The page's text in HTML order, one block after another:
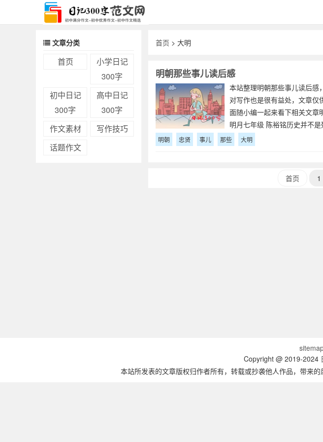
文章分类
首页
小学日记
300字
初中日记
300字
高中日记
300字
作文素材
写作技巧
话题作文
首页 > 大明
明朝那些事儿读后感
本站整理明朝那些事儿读后感
对写作也是很有益处，文章
面随小编一起来看下相关文章
明月七年级 陈裕铭历史并不
明朝 忠贤 事儿 那些 大明
首页 1
Copyright @ 2019-2024
本站所发表的文章版权归作者所有，转载或抄袭他人作品，带来